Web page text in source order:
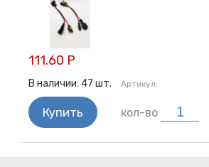
111.60 Р
В наличии: 47 шт. Артикул:
Купить кол-во